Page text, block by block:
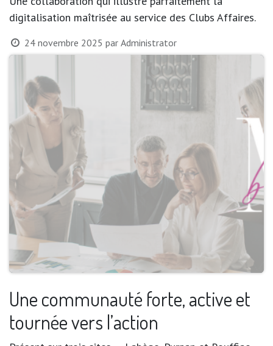
digitalisation maîtrisée au service des Clubs Affaires.
24 novembre 2025 par Administrator
Une communauté forte, active et
tournée vers l’action